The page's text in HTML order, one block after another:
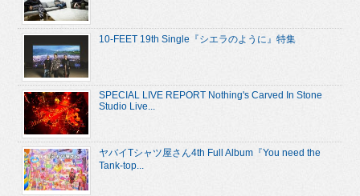
10-FEET 19th Single『シエラのように』特集
SPECIAL LIVE REPORT Nothing's Carved In Stone
Studio Live...
ヤバイTシャツ屋さん4th Full Album『You need the
Tank-top...